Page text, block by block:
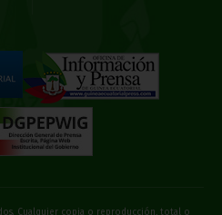
Cualquier copia o reproducción, total o